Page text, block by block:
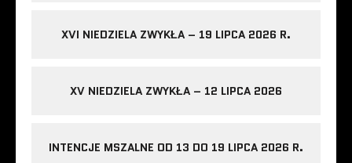
XVI NIEDZIELA ZWYKŁA – 19 LIPCA 2026 R.
XV NIEDZIELA ZWYKŁA – 12 LIPCA 2026
INTENCJE MSZALNE OD 13 DO 19 LIPCA 2026 R.